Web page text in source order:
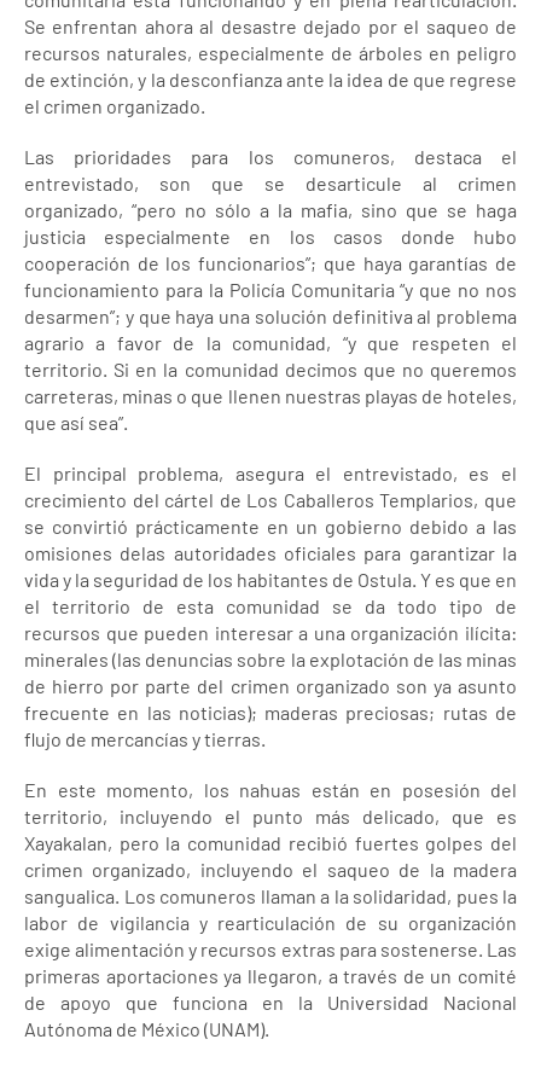
Se enfrentan ahora al desastre dejado por el saqueo de
recursos naturales, especialmente de árboles en peligro
de extinción, y la desconfianza ante la idea de que regrese
el crimen organizado.
Las prioridades para los comuneros, destaca el
entrevistado, son que se desarticule al crimen
organizado, “pero no sólo a la mafia, sino que se haga
justicia especialmente en los casos donde hubo
cooperación de los funcionarios”; que haya garantías de
funcionamiento para la Policía Comunitaria “y que no nos
desarmen”; y que haya una solución definitiva al problema
agrario a favor de la comunidad, “y que respeten el
territorio. Si en la comunidad decimos que no queremos
carreteras, minas o que llenen nuestras playas de hoteles,
que así sea”.
El principal problema, asegura el entrevistado, es el
crecimiento del cártel de Los Caballeros Templarios, que
se convirtió prácticamente en un gobierno debido a las
omisiones delas autoridades oficiales para garantizar la
vida y la seguridad de los habitantes de Ostula. Y es que en
el territorio de esta comunidad se da todo tipo de
recursos que pueden interesar a una organización ilícita:
minerales (las denuncias sobre la explotación de las minas
de hierro por parte del crimen organizado son ya asunto
frecuente en las noticias); maderas preciosas; rutas de
flujo de mercancías y tierras.
En este momento, los nahuas están en posesión del
territorio, incluyendo el punto más delicado, que es
Xayakalan, pero la comunidad recibió fuertes golpes del
crimen organizado, incluyendo el saqueo de la madera
sangualica. Los comuneros llaman a la solidaridad, pues la
labor de vigilancia y rearticulación de su organización
exige alimentación y recursos extras para sostenerse. Las
primeras aportaciones ya llegaron, a través de un comité
de apoyo que funciona en la Universidad Nacional
Autónoma de México (UNAM).